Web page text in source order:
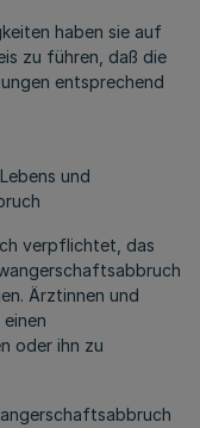
haben sie auf
zu führen, daß die
entsprechend
und
verpflichtet, das
Ärztinnen und
oder ihn zu